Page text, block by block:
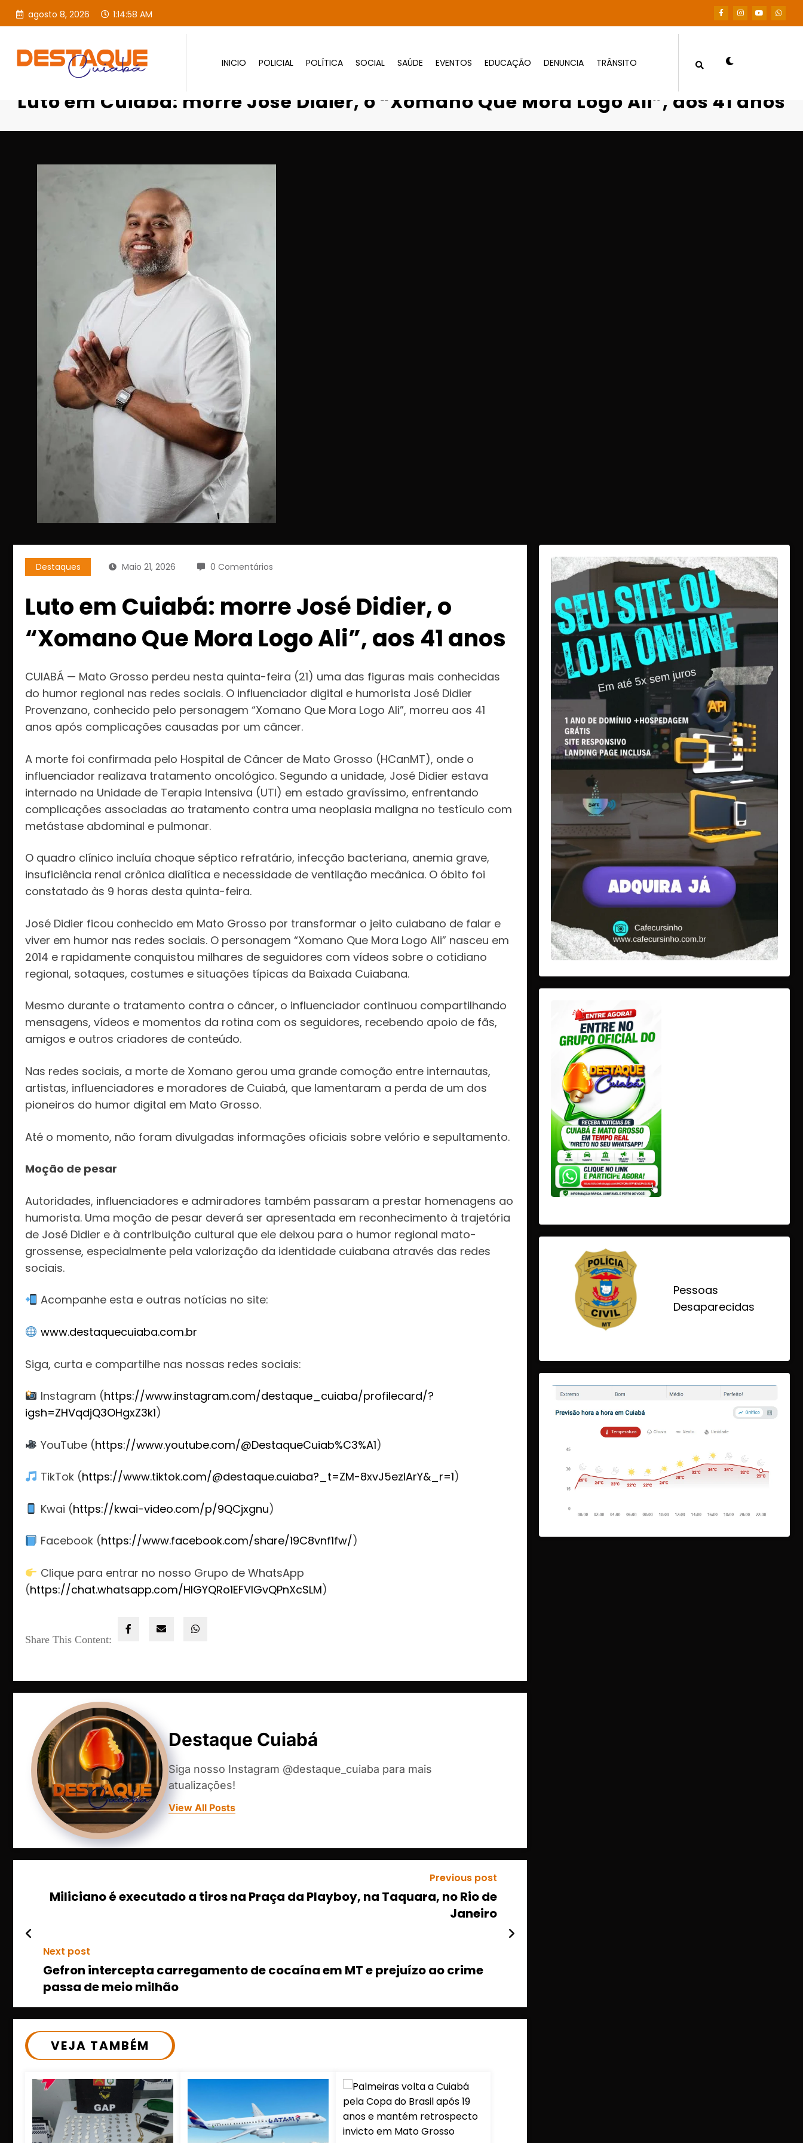
agosto 8, 2026 1:14:59 AM
INICIO POLICIAL POLÍTICA SOCIAL SAÚDE EVENTOS EDUCAÇÃO DENUNCIA TRÂNSITO
Página inicial Luto em Cuiabá: morre José Didier, o “Xomano Que Mora Logo Ali”, aos 41 anos
Luto em Cuiabá: morre José Didier, o “Xomano Que Mora Logo Ali”, aos 41 anos
Destaques Maio 21, 2026 0 Comentários
Luto em Cuiabá: morre José Didier, o
“Xomano Que Mora Logo Ali”, aos 41 anos
CUIABÁ — Mato Grosso perdeu nesta quinta-feira (21) uma das figuras mais conhecidas
do humor regional nas redes sociais. O influenciador digital e humorista José Didier
Provenzano, conhecido pelo personagem “Xomano Que Mora Logo Ali”, morreu aos 41
anos após complicações causadas por um câncer.
A morte foi confirmada pelo Hospital de Câncer de Mato Grosso (HCanMT), onde o
influenciador realizava tratamento oncológico. Segundo a unidade, José Didier estava
internado na Unidade de Terapia Intensiva (UTI) em estado gravíssimo, enfrentando
complicações associadas ao tratamento contra uma neoplasia maligna no testículo com
metástase abdominal e pulmonar.
O quadro clínico incluía choque séptico refratário, infecção bacteriana, anemia grave,
insuficiência renal crônica dialítica e necessidade de ventilação mecânica. O óbito foi
constatado às 9 horas desta quinta-feira.
José Didier ficou conhecido em Mato Grosso por transformar o jeito cuiabano de falar e
viver em humor nas redes sociais. O personagem “Xomano Que Mora Logo Ali” nasceu em
2014 e rapidamente conquistou milhares de seguidores com vídeos sobre o cotidiano
regional, sotaques, costumes e situações típicas da Baixada Cuiabana.
Mesmo durante o tratamento contra o câncer, o influenciador continuou compartilhando
mensagens, vídeos e momentos da rotina com os seguidores, recebendo apoio de fãs,
amigos e outros criadores de conteúdo.
Nas redes sociais, a morte de Xomano gerou uma grande comoção entre internautas,
artistas, influenciadores e moradores de Cuiabá, que lamentaram a perda de um dos
pioneiros do humor digital em Mato Grosso.
Até o momento, não foram divulgadas informações oficiais sobre velório e sepultamento.
Moção de pesar
Autoridades, influenciadores e admiradores também passaram a prestar homenagens ao
humorista. Uma moção de pesar deverá ser apresentada em reconhecimento à trajetória
de José Didier e à contribuição cultural que ele deixou para o humor regional mato-
grossense, especialmente pela valorização da identidade cuiabana através das redes
sociais.
Acompanhe esta e outras notícias no site:
www.destaquecuiaba.com.br
Siga, curta e compartilhe nas nossas redes sociais:
Instagram (https://www.instagram.com/destaque_cuiaba/profilecard/?
igsh=ZHVqdjQ3OHgxZ3k1)
YouTube (https://www.youtube.com/@DestaqueCuiab%C3%A1)
TikTok (https://www.tiktok.com/@destaque.cuiaba?_t=ZM-8xvJ5ezlArY&_r=1)
Kwai (https://kwai-video.com/p/9QCjxgnu)
Facebook (https://www.facebook.com/share/19C8vnf1fw/)
Clique para entrar no nosso Grupo de WhatsApp
(https://chat.whatsapp.com/HlGYQRo1EFVIGvQPnXcSLM)
Share This Content:
Destaque Cuiabá
Siga nosso Instagram @destaque_cuiaba para mais
atualizações!
View All Posts
Previous post
Miliciano é executado a tiros na Praça da Playboy, na Taquara, no Rio de
Janeiro
Next post
Gefron intercepta carregamento de cocaína em MT e prejuízo ao crime
passa de meio milhão
VEJA TAMBÉM
Pessoas
Desaparecidas